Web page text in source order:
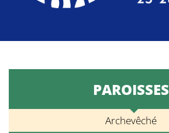
PAROISSES
Archevêché